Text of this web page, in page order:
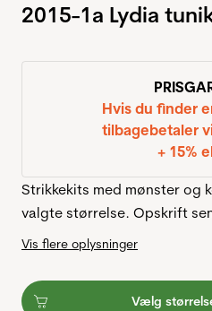
2015-1a Lydia
Hvis du finder
tilbagebetaler
+ 15%
Strikkekits med mønster og
valgte størrelse. Opskrift
Vis flere oplysninger
Vælg